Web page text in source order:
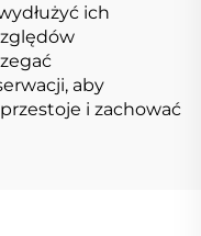
ich
aby
i zachować